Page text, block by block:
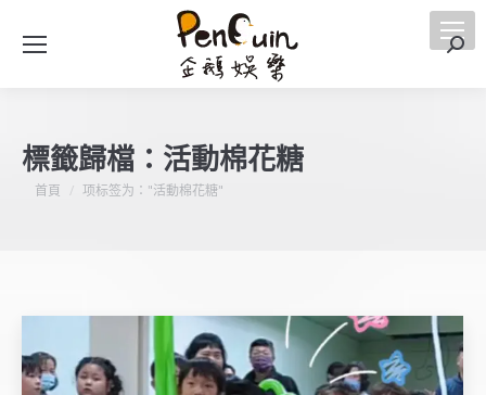
搜
標籤歸檔： 活動棉花糖
您在這裡：
首頁 项标签为："活動棉花糖"